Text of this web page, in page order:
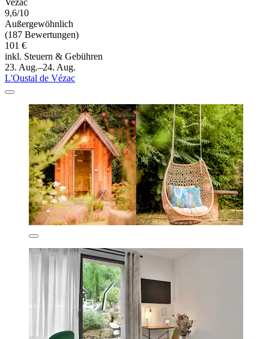
9,6/10
Außergewöhnlich
(187 Bewertungen)
101 €
inkl. Steuern & Gebühren
23. Aug.–24. Aug.
L'Oustal de Vézac